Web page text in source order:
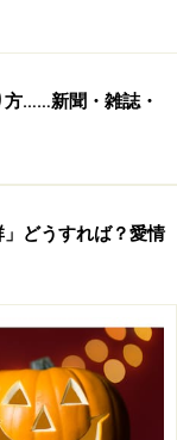
族にも「おかげ
。
クライフバ
と家族時間の量
がちですけれ
に対する感謝の
思います。仕事
のことに感謝。
うと思う動機に
方……新聞・雑誌・
」どうすれば？愛情